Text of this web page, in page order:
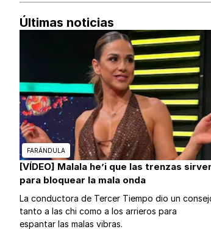
Últimas noticias
FARÁNDULA
[VÍDEO] Malala he’i que las trenzas
para bloquear la mala onda
La conductora de Tercer Tiempo dio un
tanto a las chi como a los arrieros para
espantar las malas vibras.